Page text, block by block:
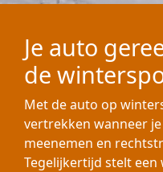
Je auto
de
Met de auto op
vertrekken wanneer
meenemen en
Tegelijkertijd stelt